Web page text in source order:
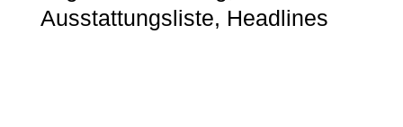
Ausstattungsliste, Headlines